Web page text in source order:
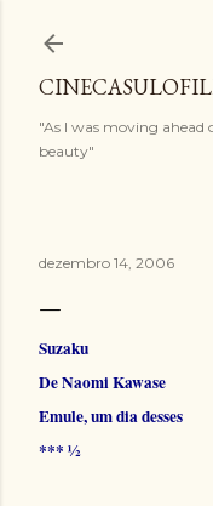
"As I was moving ahead
beauty"
dezembro 14, 2006
Suzaku
De Naomi Kawase
Emule, um dia desses
*** ½